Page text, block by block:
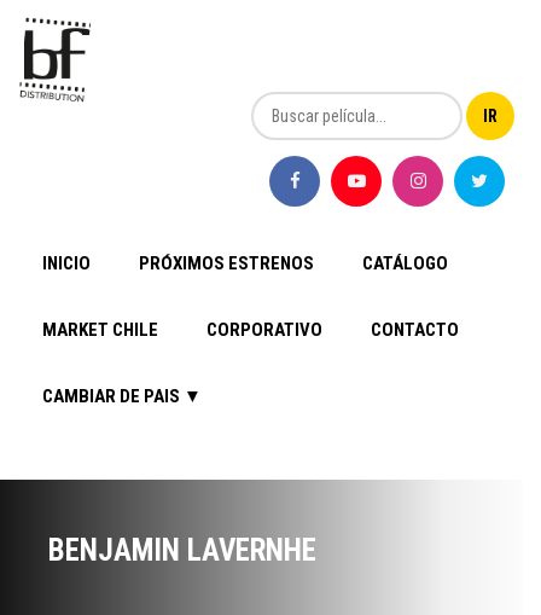
INICIO PRÓXIMOS ESTRENOS CATÁLOGO
MARKET CHILE CORPORATIVO CONTACTO
CAMBIAR DE PAIS ▼
BENJAMIN LAVERNHE